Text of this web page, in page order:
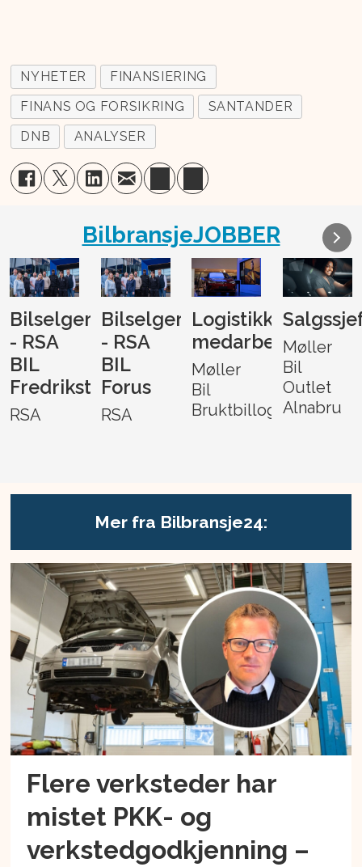
NYHETER
FINANSIERING
FINANS OG FORSIKRING
SANTANDER
DNB
ANALYSER
BilbransjeJOBBER
Bilselger
- RSA
BIL
Fredrikstad
RSA
Bilselger
- RSA
BIL
Forus
RSA
Logistikk-
medarbeider
Møller
Bil
Bruktbillogistikk
Møller
Bil
Outlet
Alnabru
Mer fra Bilbransje24:
Flere verksteder har
mistet PKK- og
verkstedgodkjenning –